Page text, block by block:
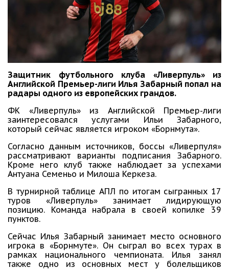
Защитник футбольного клуба «Ливерпуль» из
Английской Премьер-лиги Илья Забарный попал на
радары одного из европейских грандов.
ФК «Ливерпуль» из Английской Премьер-лиги
заинтересовался услугами Ильи Забарного,
который сейчас является игроком «Борнмута».
Согласно данным источников, боссы «Ливерпуля»
рассматривают варианты подписания Забарного.
Кроме него клуб также наблюдает за успехами
Антуана Семеньо и Милоша Керкеза.
В турнирной таблице АПЛ по итогам сыгранных 17
туров «Ливерпуль» занимает лидирующую
позицию. Команда набрала в своей копилке 39
пунктов.
Сейчас Илья Забарный занимает место основного
игрока в «Борнмуте». Он сыграл во всех турах в
рамках национального чемпионата. Илья занял
также одно из основных мест у болельщиков